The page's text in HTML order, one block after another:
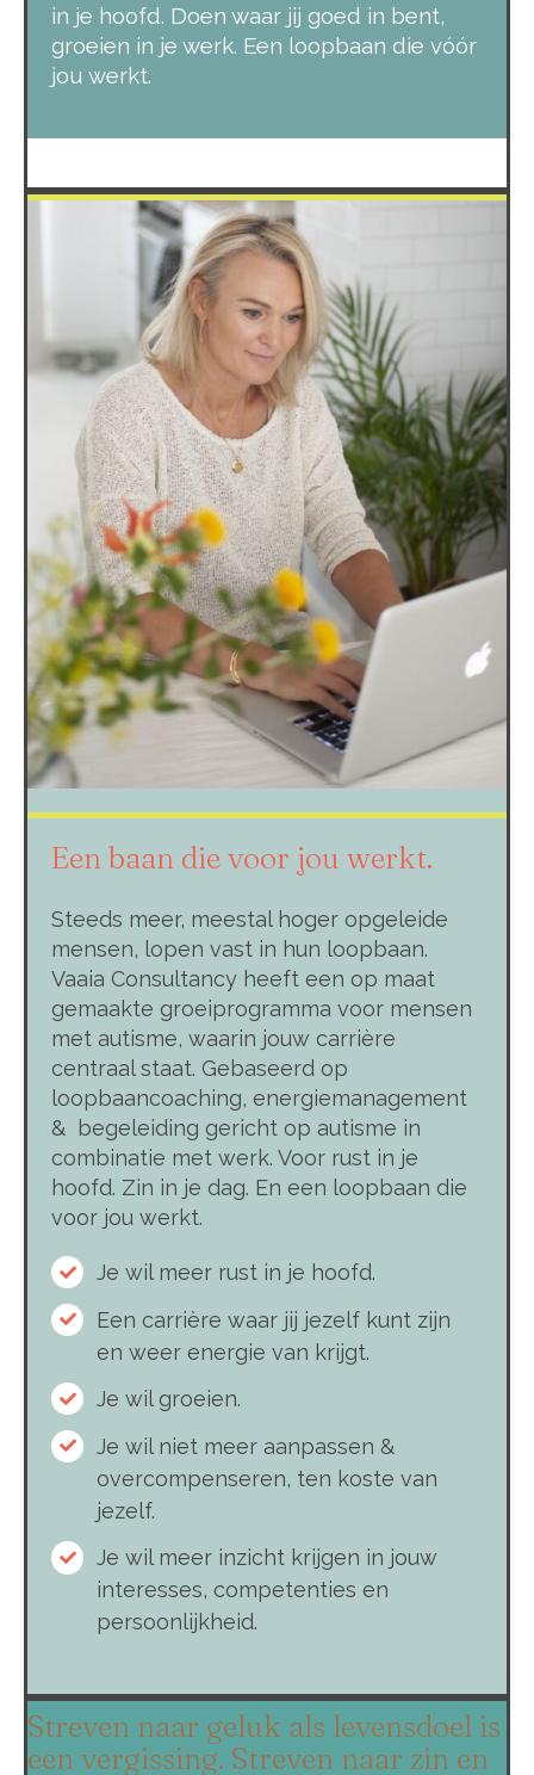
in je hoofd. Doen waar jij goed in bent,
groeien in je werk. Een loopbaan dievóór
jou werkt.
Een baan die voor jou werkt.
Steeds meer, meestal hoger opgeleide
mensen, lopen vast in hun loopbaan.
Vaaia Consultancy heeft een op maat
gemaakte groeiprogramma voor mensen
met autisme, waarin jouw carrière
centraal staat. Gebaseerd op
loopbaancoaching, energiemanagement
& begeleiding gericht op autisme in
combinatie met werk. Voor rust in je
hoofd. Zin in je dag. En een loopbaan die
voor jou werkt.
Je wil meer rust in je hoofd.
Een carrière waar jij jezelf kunt zijn
en weer energie van krijgt.
Je wil groeien.
Je wil niet meer aanpassen &
overcompenseren, ten koste van
jezelf.
Je wil meer inzicht krijgen in jouw
interesses, competenties en
persoonlijkheid.
Streven naar geluk als levensdoel is
een vergissing. Streven naar zin en